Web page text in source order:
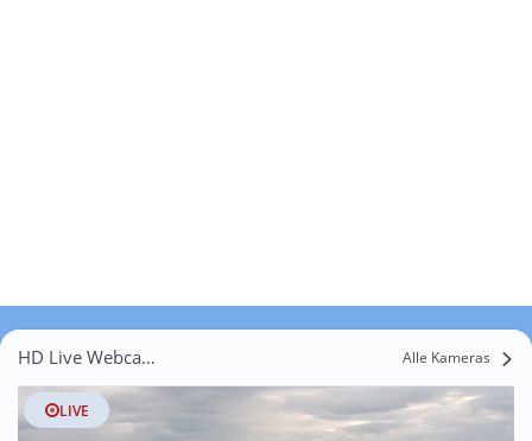
HD Live Webcams Gremmin Alle Kameras
LIVE